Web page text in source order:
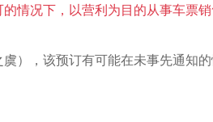
情况下，以营利为目的从事车票
），该预订有可能在未事先通知的